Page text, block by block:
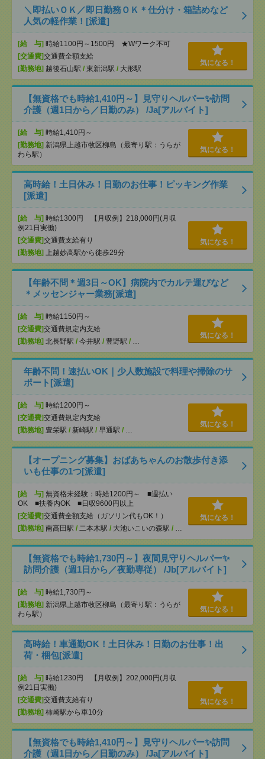
＼即払いＯＫ／即日勤務ＯＫ＊仕分け・箱詰めなど
人気の軽作業！[派遣]
[給 与] 時給1100円～1500円 ★Wワーク不可
[交通費]交通費全額支給
[勤務地] 越後石山駅 / 東新潟駅 / 大形駅
気になる！
【無資格でも時給1,410円～】見守りヘルパー✨訪問
介護（週1日から／日勤のみ） /Ja[アルバイト]
[給 与] 時給1,410円～
[勤務地] 新潟県上越市牧区柳島（最寄り駅：うらが
わら駅）
気になる！
高時給！土日休み！日勤のお仕事！ピッキング作業
[派遣]
[給 与] 時給1300円 【月収例】218,000円(月収
例21日実働)
[交通費]交通費支給有り
[勤務地] 上越妙高駅から徒歩29分
気になる！
【年齢不問＊週3日～OK】病院内でカルテ運びなど
＊メッセンジャー業務[派遣]
[給 与] 時給1150円～
[交通費]交通費規定内支給
[勤務地] 北長野駅 / 今井駅 / 豊野駅 / …
気になる！
年齢不問！速払いOK｜少人数施設で料理や掃除のサ
ポート[派遣]
[給 与] 時給1200円～
[交通費]交通費規定内支給
[勤務地] 豊栄駅 / 新崎駅 / 早通駅 / …
気になる！
【オープニング募集】おばあちゃんのお散歩付き添
いも仕事の1つ[派遣]
[給 与] 無資格未経験：時給1200円～ ■週払い
OK ■扶養内OK ■日収9600円以上
[交通費]交通費全額支給（ガソリン代もOK！）
[勤務地] 南高田駅 / 二本木駅 / 大池いこいの森駅 / …
気になる！
【無資格でも時給1,730円～】夜間見守りヘルパー✨
訪問介護（週1日から／夜勤専従） /Jb[アルバイト]
[給 与] 時給1,730円～
[勤務地] 新潟県上越市牧区柳島（最寄り駅：うらが
わら駅）
気になる！
高時給！車通勤OK！土日休み！日勤のお仕事！出
荷・梱包[派遣]
[給 与] 時給1230円 【月収例】202,000円(月収
例21日実働)
[交通費]交通費支給有り
[勤務地] 柿崎駅から車10分
気になる！
【無資格でも時給1,410円～】見守りヘルパー✨訪問
介護（週1日から／日勤のみ） /Ja[アルバイト]